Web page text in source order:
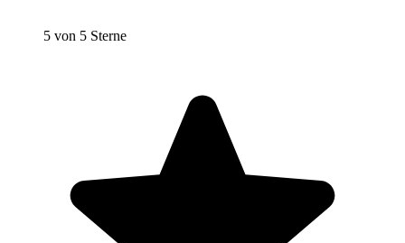
5 von 5 Sterne